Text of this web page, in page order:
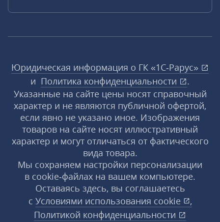
Юридическая информация о ГК «1С‑Рарус»
и Политика конфиденциальности
.
Указанные на сайте цены носят справочный
характер и не являются публичной офертой,
если явно не указано иное. Изображения
товаров на сайте носят иллюстративный
характер и могут отличаться от фактического
вида товара.
Мы сохраняем настройки персонализации
в cookie‑файлах на вашем компьютере.
Оставаясь здесь, вы соглашаетесь
с Условиями использования cookie
,
Политикой конфиденциальности